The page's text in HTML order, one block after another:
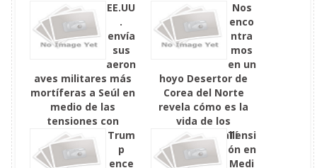
EE.UU
.
envía
sus
aeron
aves militares más
mortíferas a Seúl en
medio de las
tensiones con
Pionyang
Nos
enco
ntra
mos
en un
hoyo Desertor de
Corea del Norte
revela cómo es la
vida de los
cristianos allí
Trum
p
ence
Tensi
ón en
Medi